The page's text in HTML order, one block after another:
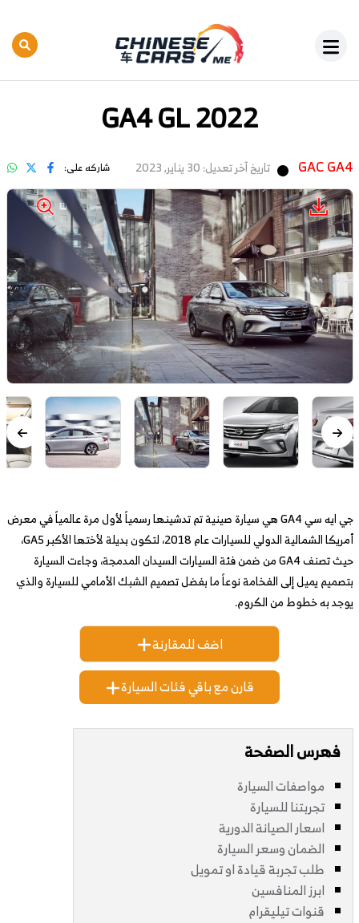
GA4 GL 2022
GAC GA4 تاريخ آخر تعديل: 30 يناير, 2023 شاركه على:
جي ايه سي GA4 هي سيارة صينية تم تدشينها رسمياً لأول مرة عالمياً في معرض
أمريكا الشمالية الدولي للسيارات عام 2018، لتكون بديلة لأختها الأكبر GA5،
حيث تصنف GA4 من ضمن فئة السيارات السيدان المدمجة، وجاءت السيارة
بتصميم يميل إلى الفخامة نوعاً ما بفضل تصميم الشبك الأمامي للسيارة والذي
يوجد به خطوط من الكروم.
اضف للمقارنة
قارن مع باقي فئات السيارة
فهرس الصفحة
مواصفات السيارة
تجربتنا للسيارة
اسعار الصيانة الدورية
الضمان وسعر السيارة
طلب تجربة قيادة او تمويل
ابرز المنافسين
قنوات تيليقرام